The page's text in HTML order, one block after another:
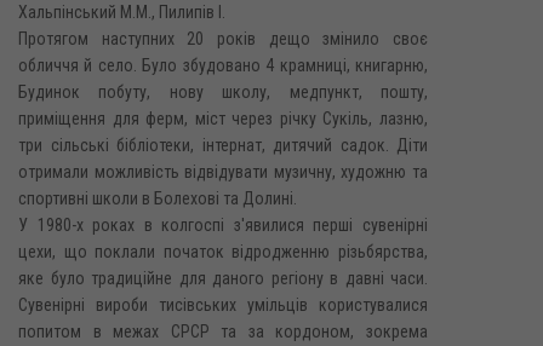
Хальпінський М.М., Пилипів І.
Протягом наступних 20 років дещо змінило своє
обличчя й село. Було збудовано 4 крамниці, книгарню,
Будинок побуту, нову школу, медпункт, пошту,
приміщення для ферм, міст через річку Сукіль, лазню,
три сільські бібліотеки, інтернат, дитячий садок. Діти
отримали можливість відвідувати музичну, художню та
спортивні школи в Болехові та Долині.
У 1980-х роках в колгоспі з'явилися перші сувенірні
цехи, що поклали початок відродженню різьбярства,
яке було традиційне для даного регіону в давні часи.
Сувенірні вироби тисівських умільців користувалися
попитом в межах СPCP та за кордоном, зокрема